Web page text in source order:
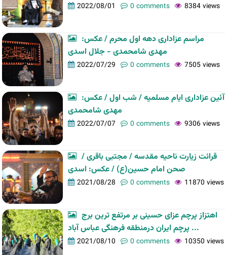
2022/08/01 0 comments 8384 views
مراسم عزاداری دهه اول محرم / عکس:
مهدی شامحمدی - جلال اسدی
2022/07/29 0 comments 7505 views
آئین عزاداری ایام مسلمیه / شب اول / عکس:
مهدی شامحمدی
2022/07/07 0 comments 9306 views
قرائت زیارت ناحیه مقدسه / مجتبی باقری /
صحن امام حسین(ع) / عکس: اسدی
2021/08/28 0 comments 11870 views
اهتزاز پرچم عزای حسینی بر مرتفع ترین برج
پرچم ایران درمنطقه فرهنگی عباس آباد ...
2021/08/10 0 comments 10350 views